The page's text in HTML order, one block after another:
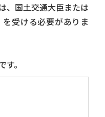
、国土交通大臣または
受ける必要がありま
。